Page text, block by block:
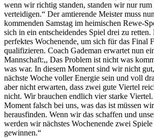
wenn wir richtig standen, standen wir nur rum
verteidigen.“ Der amtierende Meister muss
kommenden Samstag im heimischen Rewe-
sich in ein entscheidendes Spiel drei zu retten.
perfektes Wochenende, um sich für das Final
qualifizieren. Coach Gademan erwartet nun
Mannschaft:,, Das Problem ist nicht was
was war. In diesem Moment sind wir nicht
nächste Woche voller Energie sein und voll
aber nicht erwarten, dass zwei gute Viertel
nicht. Wir brauchen endlich vier starke
Moment falsch bei uns, was das ist müssen
herausfinden. Wenn wir das schaffen und
werden wir nächstes Wochenende zwei
gewinnen.“